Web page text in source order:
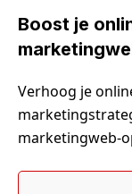
Boost je
Verhoog je
marketingweb-